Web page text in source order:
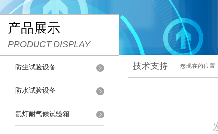
产品展示
PRODUCT DISPLAY
防尘试验设备
防水试验设备
氙灯耐气候试验箱
技术支持 您现在的位置